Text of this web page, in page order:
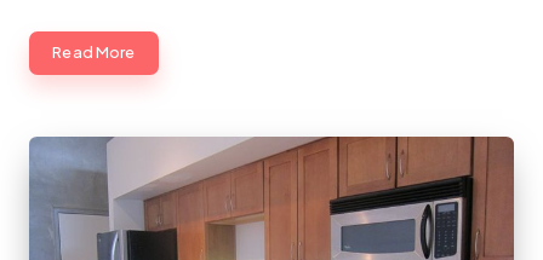
Read More